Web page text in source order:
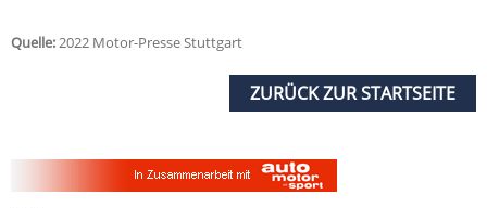
Quelle:2022 Motor-Presse Stuttgart
ZURÜCK ZUR STARTSEITE